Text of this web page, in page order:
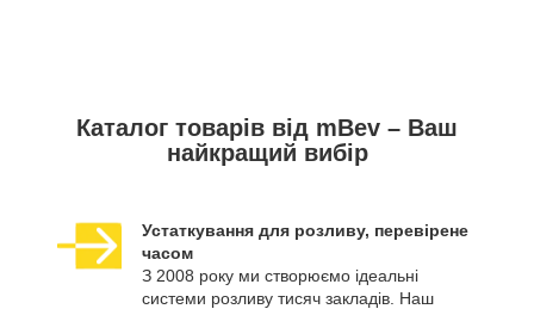
Каталог товарів від mBev – Ваш
найкращий вибір
Устаткування для розливу, перевірене
часом
З 2008 року ми створюємо ідеальні
системи розливу тисяч закладів. Наш